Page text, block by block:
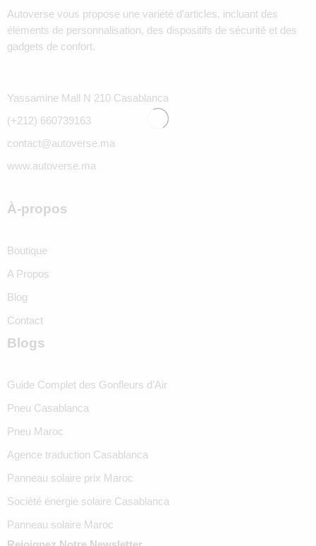
Autoverse vous propose une variété d’articles, incluant des
éléments de personnalisation, des dispositifs de sécurité et des
gadgets de confort.
Yassamine Mall N 210 Casablanca
(+212) 660739163
contact@autoverse.ma
www.autoverse.ma
À-propos
Boutique
A Propos
Blog
Contact
Blogs
Guide Complet des Gonfleurs d’Air
Pneu Casablanca
Pneu Maroc
Agence traduction Casablanca
Panneau solaire prix Maroc
Société énergie solaire Casablanca
Panneau solaire Maroc